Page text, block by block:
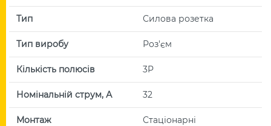
Тип Силова розетка
Тип виробу Роз'єм
Кількість полюсів 3P
Номінальній струм, А 32
Монтаж Стаціонарні